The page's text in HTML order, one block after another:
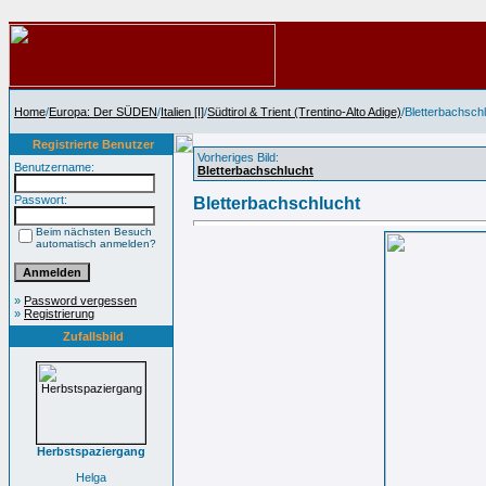
Home/Europa: Der SÜDEN/Italien [I]/Südtirol & Trient (Trentino-Alto Adige)/
Registrierte Benutzer
Benutzername:
Passwort:
Beim nächsten Besuch
automatisch anmelden?
» Password vergessen
» Registrierung
Zufallsbild
Herbstspaziergang
Helga
Vorheriges Bild:
Bletterbachschlucht
Bletterbachschlucht